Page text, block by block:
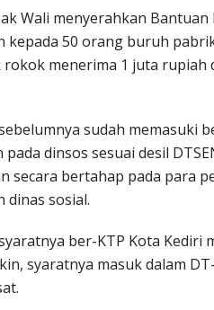
Wali menyerahkan
kepada 50 orang buruh
menerima 1 juta rupiah
sudah memasuki
dinsos sesuai desil
secara bertahap pada para
dinas sosial.
ber-KTP Kota Kediri
syaratnya masuk dalam